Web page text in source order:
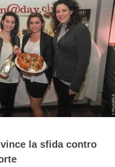
la sfida contro